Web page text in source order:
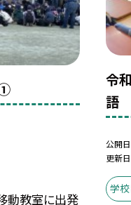
動教室に出発
令
語
公開日
更新日
学